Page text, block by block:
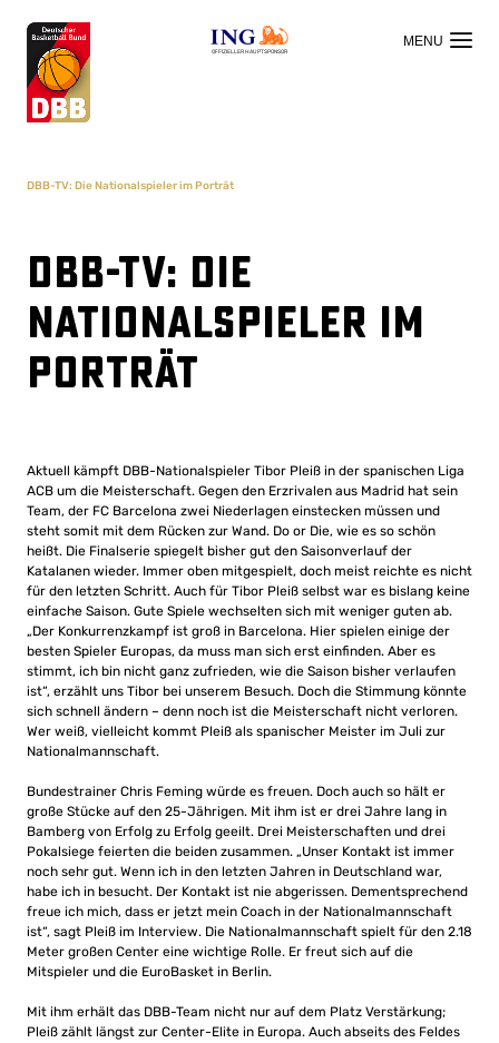
OFFIZIELLER HAUPTSPONSOR
DBB-TV: Die Nationalspieler im Porträt
DBB-TV: Die
Nationalspieler im
Porträt
Aktuell kämpft DBB-Nationalspieler Tibor Pleiß in der spanischen Liga
ACB um die Meisterschaft. Gegen den Erzrivalen aus Madrid hat sein
Team, der FC Barcelona zwei Niederlagen einstecken müssen und
steht somit mit dem Rücken zur Wand. Do or Die, wie es so schön
heißt. Die Finalserie spiegelt bisher gut den Saisonverlauf der
Katalanen wieder. Immer oben mitgespielt, doch meist reichte es nicht
für den letzten Schritt. Auch für Tibor Pleiß selbst war es bislang keine
einfache Saison. Gute Spiele wechselten sich mit weniger guten ab.
„Der Konkurrenzkampf ist groß in Barcelona. Hier spielen einige der
besten Spieler Europas, da muss man sich erst einfinden. Aber es
stimmt, ich bin nicht ganz zufrieden, wie die Saison bisher verlaufen
ist“, erzählt uns Tibor bei unserem Besuch. Doch die Stimmung könnte
sich schnell ändern – denn noch ist die Meisterschaft nicht verloren.
Wer weiß, vielleicht kommt Pleiß als spanischer Meister im Juli zur
Nationalmannschaft.
Bundestrainer Chris Feming würde es freuen. Doch auch so hält er
große Stücke auf den 25-Jährigen. Mit ihm ist er drei Jahre lang in
Bamberg von Erfolg zu Erfolg geeilt. Drei Meisterschaften und drei
Pokalsiege feierten die beiden zusammen. „Unser Kontakt ist immer
noch sehr gut. Wenn ich in den letzten Jahren in Deutschland war,
habe ich in besucht. Der Kontakt ist nie abgerissen. Dementsprechend
freue ich mich, dass er jetzt mein Coach in der Nationalmannschaft
ist“, sagt Pleiß im Interview. Die Nationalmannschaft spielt für den 2.18
Meter großen Center eine wichtige Rolle. Er freut sich auf die
Mitspieler und die EuroBasket in Berlin.
Mit ihm erhält das DBB-Team nicht nur auf dem Platz Verstärkung;
Pleiß zählt längst zur Center-Elite in Europa. Auch abseits des Feldes